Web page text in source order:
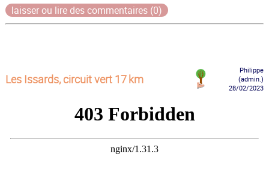
laisser ou lire des commentaires (0)
Les Issards, circuit vert 17 km
Philippe
(admin.)
28/02/2023